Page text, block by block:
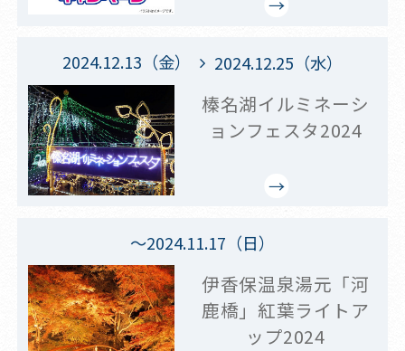
2024.12.13（金） 2024.12.25（水）
榛名湖イルミネーシ
ョンフェスタ2024
～2024.11.17（日）
伊香保温泉湯元「河
鹿橋」紅葉ライトア
ップ2024